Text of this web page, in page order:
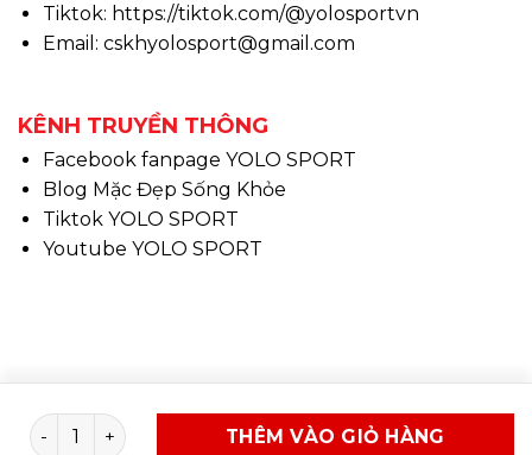
Tiktok: https://tiktok.com/@yolosportvn
Email: cskhyolosport@gmail.com
KÊNH TRUYỀN THÔNG
Facebook fanpage YOLO SPORT
Blog Mặc Đẹp Sống Khỏe
Tiktok YOLO SPORT
Youtube YOLO SPORT
Copyright 2026 ©www.yolosport.vn - Design & SEO
By YOLO SPORT
Vớ thể thao chuyên dụng - Cổ Cao số lượng
THÊM VÀO GIỎ HÀNG